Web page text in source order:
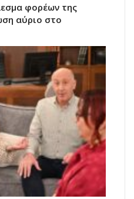
φορέων της
αύριο στο